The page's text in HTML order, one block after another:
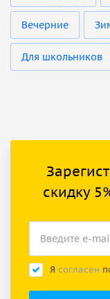
Вечерние
Для школьников
скидку
Я согласен